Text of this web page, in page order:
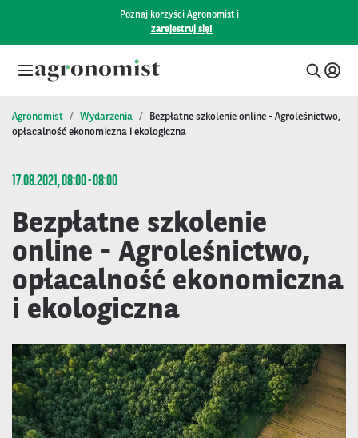
Poznaj korzyści Agronomist i
zarejestruj się!
Agronomist Wydarzenia
Bezpłatne szkolenie online - Agroleśnictwo,
opłacalność ekonomiczna i ekologiczna
17.08.2021, 08:00 - 08:00
Bezpłatne szkolenie
online - Agroleśnictwo,
opłacalność ekonomiczna
i ekologiczna